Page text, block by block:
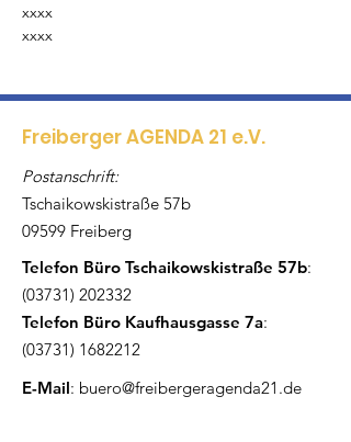
xxxx
xxxx
Freiberger AGENDA 21 e.V.
Postanschrift:
Tschaikowskistraße 57b
09599 Freiberg
Telefon Büro Tschaikowskistraße 57b:
(03731) 202332
Telefon Büro Kaufhausgasse 7a:
(03731) 1682212
E-Mail: buero@freibergeragenda21.de